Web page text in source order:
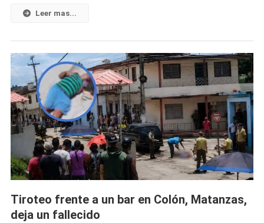
Intensa
Persecución
En
Matanzas
Leer mas...
Tiroteo frente a un bar en Colón, Matanzas,
deja un fallecido